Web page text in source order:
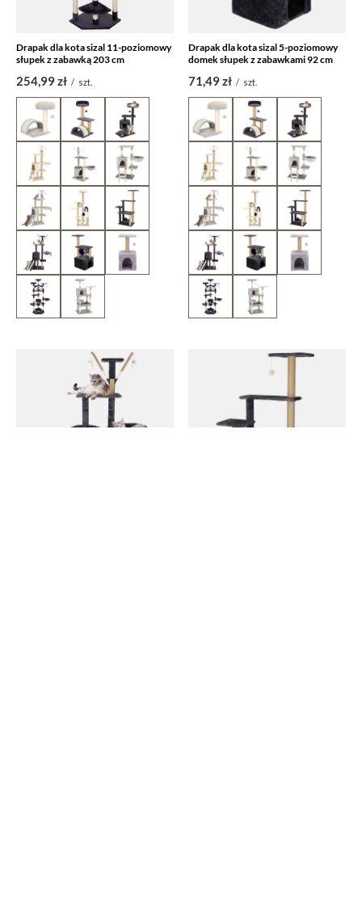
Drapak dla kota sizal 11-poziomowy
słupek z zabawką 203 cm
254,99 zł / szt.
Drapak dla kota sizal 5-poziomowy
domek słupek z zabawkami 92 cm
71,49 zł / szt.